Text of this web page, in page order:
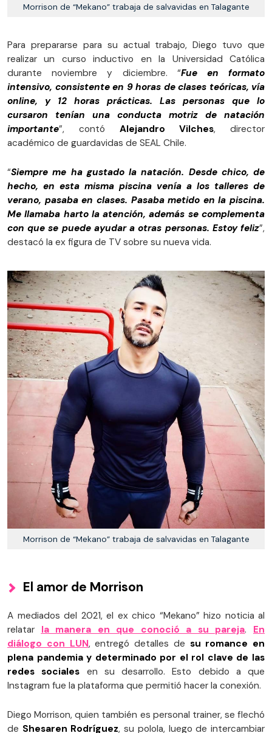
Morrison de “Mekano” trabaja de salvavidas en Talagante
Para prepararse para su actual trabajo, Diego tuvo que
realizar un curso inductivo en la Universidad Católica
durante noviembre y diciembre. “Fue en formato
intensivo, consistente en 9 horas de clases teóricas, vía
online, y 12 horas prácticas. Las personas que lo
cursaron tenían una conducta motriz de natación
importante”, contó Alejandro Vilches, director
académico de guardavidas de SEAL Chile.
“Siempre me ha gustado la natación. Desde chico, de
hecho, en esta misma piscina venía a los talleres de
verano, pasaba en clases. Pasaba metido en la piscina.
Me llamaba harto la atención, además se complementa
con que se puede ayudar a otras personas. Estoy feliz”,
destacó la ex figura de TV sobre su nueva vida.
Morrison de “Mekano” trabaja de salvavidas en Talagante
El amor de Morrison
A mediados del 2021, el ex chico “Mekano” hizo noticia al
relatar la manera en que conoció a su pareja. En
diálogo con LUN, entregó detalles de su romance en
plena pandemia y determinado por el rol clave de las
redes sociales en su desarrollo. Esto debido a que
Instagram fue la plataforma que permitió hacer la conexión.
Diego Morrison, quien también es personal trainer, se flechó
de Shesaren Rodríguez, su polola, luego de intercambiar